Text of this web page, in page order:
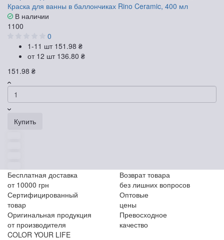
Краска для ванны в баллончиках Rino Ceramic, 400 мл
В наличии
1100
0
1-11 шт 151.98 ₴
от 12 шт 136.80 ₴
151.98 ₴
Купить
Бесплатная доставка
от 10000 грн
Возврат товара
без лишних вопросов
Сертифицированный
товар
Оптовые
цены
Оригинальная продукция
от производителя
Превосходное
качество
COLOR YOUR LIFE